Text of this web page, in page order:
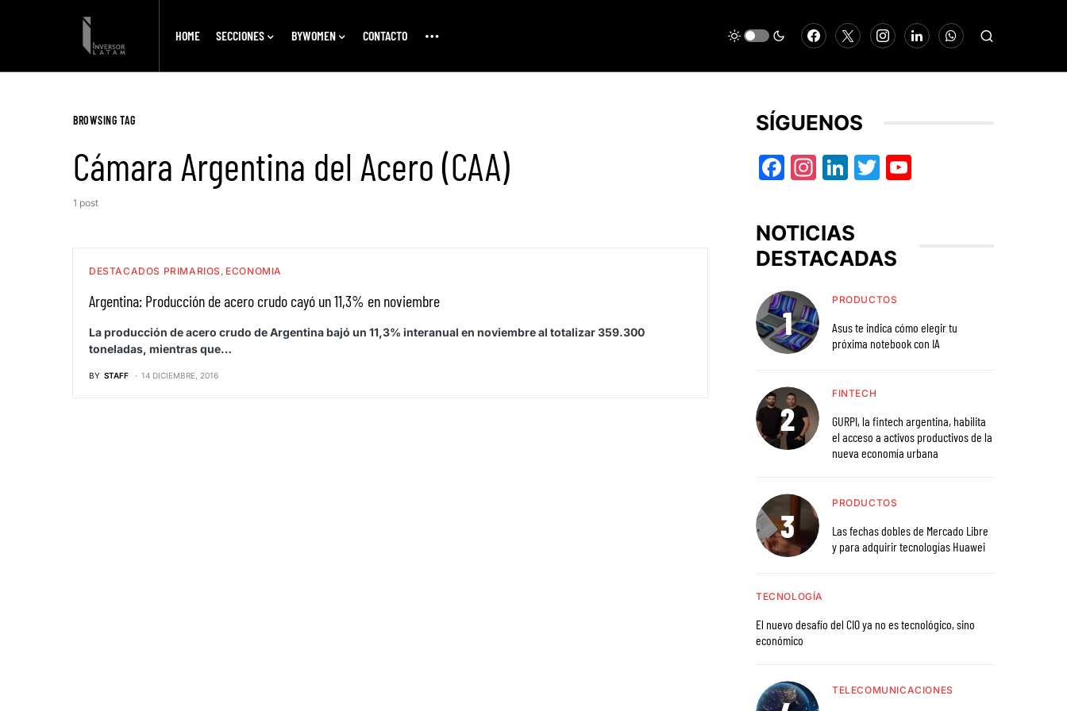
HOME SECCIONES BYWOMEN CONTACTO
BROWSING TAG
Cámara Argentina del Acero (CAA)
1 post
DESTACADOS PRIMARIOS ECONOMIA
Argentina: Producción de acero crudo cayó un 11,3% en noviembre
La producción de acero crudo de Argentina bajó un 11,3% interanual en noviembre al totalizar 359.300
toneladas, mientras que…
BY STAFF 14 DICIEMBRE, 2016
SÍGUENOS
Facebook
Instagram
LinkedIn
Twitter
NOTICIAS
DESTACADAS
PRODUCTOS
Asus te indica cómo elegir tu
próxima notebook con IA
FINTECH
GURPI, la fintech argentina, habilita
el acceso a activos productivos de la
nueva economía urbana
PRODUCTOS
Las fechas dobles de Mercado Libre
y para adquirir tecnologías Huawei
TECNOLOGÍA
El nuevo desafío del CIO ya no es tecnológico, sino
económico
TELECOMUNICACIONES